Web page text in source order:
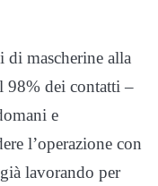
mascherine alla
98% dei contatti –
e
l’operazione con
lavorando per